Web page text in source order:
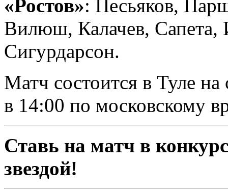
«Ростов»: Песьяков,
Вилюш, Калачев, Сапета,
Сигурдарсон.
Матч состоится в Туле
в 14:00 по московскому
Ставь на матч в
звездой!